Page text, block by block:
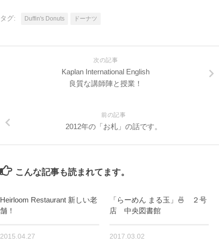
タグ: Duffin's Donuts ドーナツ
次の記事
Kaplan International English
良質な講師陣と授業！
前の記事
2012年の「お札」の話です。
こんな記事も読まれてます。
Heirloom Restaurant 新しい老
舗！
2015.04.27
「らーめん まる玉」🍜 ２号
店 中央図書館
2017.03.02